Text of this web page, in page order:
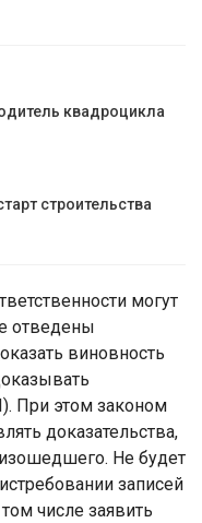
квадроцикла
строительства
могут
отведены
виновность
При этом законом
доказательства,
Не будет
записей
числе заявить